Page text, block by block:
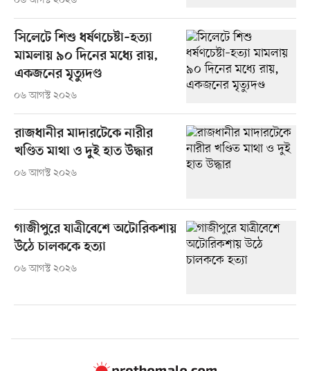
সিলেটে শিশু ধর্ষণচেষ্টা–হত্যা
মামলায় ৯০ দিনের মধ্যে রায়,
একজনের মৃত্যুদণ্ড
০৬ আগস্ট ২০২৬
রাজধানীর মাদারটেকে নারীর
খণ্ডিত মাথা ও দুই হাত উদ্ধার
০৬ আগস্ট ২০২৬
গাজীপুরে যাত্রীবেশে অটোরিকশায়
উঠে চালককে হত্যা
০৬ আগস্ট ২০২৬